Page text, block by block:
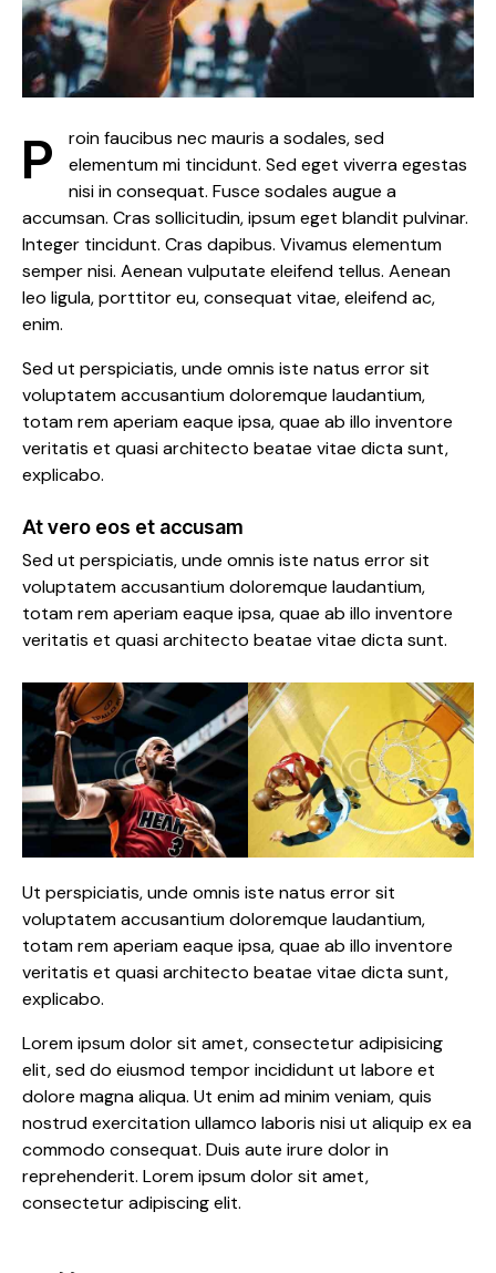
Proin faucibus nec mauris a sodales, sed
elementum mi tincidunt. Sed eget viverra egestas
nisi in consequat. Fusce sodales augue a
accumsan. Cras sollicitudin, ipsum eget blandit pulvinar.
Integer tincidunt. Cras dapibus. Vivamus elementum
semper nisi. Aenean vulputate eleifend tellus. Aenean
leo ligula, porttitor eu, consequat vitae, eleifend ac,
enim.
Sed ut perspiciatis, unde omnis iste natus error sit
voluptatem accusantium doloremque laudantium,
totam rem aperiam eaque ipsa, quae ab illo inventore
veritatis et quasi architecto beatae vitae dicta sunt,
explicabo.
At vero eos et accusam
Sed ut perspiciatis, unde omnis iste natus error sit
voluptatem accusantium doloremque laudantium,
totam rem aperiam eaque ipsa, quae ab illo inventore
veritatis et quasi architecto beatae vitae dicta sunt.
Ut perspiciatis, unde omnis iste natus error sit
voluptatem accusantium doloremque laudantium,
totam rem aperiam eaque ipsa, quae ab illo inventore
veritatis et quasi architecto beatae vitae dicta sunt,
explicabo.
Lorem ipsum dolor sit amet, consectetur adipisicing
elit, sed do eiusmod tempor incididunt ut labore et
dolore magna aliqua. Ut enim ad minim veniam, quis
nostrud exercitation ullamco laboris nisi ut aliquip ex ea
commodo consequat. Duis aute irure dolor in
reprehenderit. Lorem ipsum dolor sit amet,
consectetur adipiscing elit.